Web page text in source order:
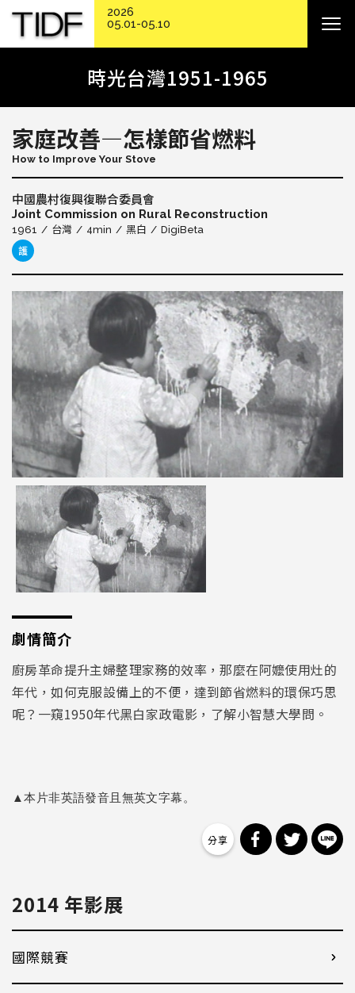
時光台灣1951-1965
家庭改善—怎樣節省燃料
How to Improve Your Stove
中國農村復興復聯合委員會
Joint Commission on Rural Reconstruction
1961 台灣 4min 黑白 DigiBeta
護
劇情簡介
廚房革命提升主婦整理家務的效率，那麼在阿嬤使用灶的
年代，如何克服設備上的不便，達到節省燃料的環保巧思
呢？一窺1950年代黑白家政電影，了解小智慧大學問。
▲本片非英語發音且無英文字幕。
分享到分享到
2014 年影展
國際競賽
2026
05.01-05.10